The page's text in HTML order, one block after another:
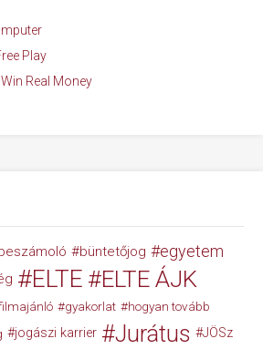
Play
Real Money
büntetőjog egyetem
ELTE ELTE ÁJK
gyakorlat hogyan tovább
jogászi karrier Jurátus JÖSz